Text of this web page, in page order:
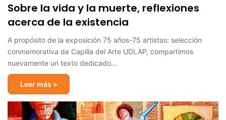
Sobre la vida y la muerte, reflexiones
acerca de la existencia
A propósito de la exposición 75 años-75 artistas: selección
conmemorativa de Capilla del Arte UDLAP, compartimos
nuevamente un texto dedicado…
Leer más »